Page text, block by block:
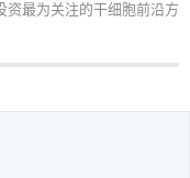
资最为关注的干细胞前沿方